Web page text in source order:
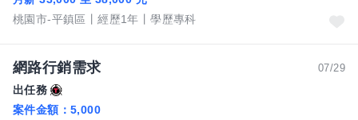
桃園市-平鎮區
經歷1年 學歷專科
07/29
網路行銷需求
出任務
案件金額： 5,000